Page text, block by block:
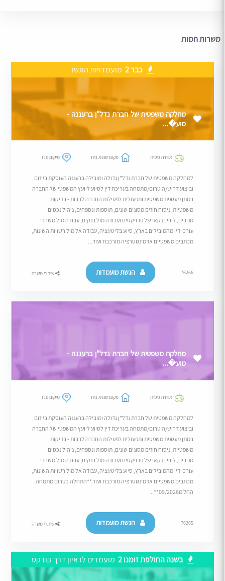
משרות חמות
כבר 2 מועמדויות הוגשו
מחלקה משפטית של חברת נדל"ן ברעננה -
מוע�...
אווירה כיפית מקום שהוא בית מיקום פגז
למחלקה משפטית של חברת נדל"ן גדולה ומובילה ברעננה העוסקת בייזום
וביצוע דרוש/ה טרום/מתמחה בעריכת דין לסיוע ליועץ המשפטי של החברה
במתן מעטפת משפטית ותפעולית לפעילות החברה לרבות - בדיקות
משפטיות, ניסוח חוזים מסוגים שונים, תוספות ונספחים, ניהול נכסים
מניבים, ליווי בנקאי של פרויקטים ועבודה מול בנקים, עבודה מול משרדי
עורכי דין מהמובילים בארץ, סיוע בליטיגציה, עבודה אל מול רשויות השונות,
מכתבים משפטיים אדמינסטרציה מורכבת ועוד....
76266 הגשת מועמדות שיתוף משרה
מחלקה משפטית של חברת נדל"ן ברעננה -
מוע�...
אווירה כיפית מקום שהוא בית מיקום פגז
למחלקה משפטית של חברת נדל"ן גדולה ומובילה ברעננה העוסקת בייזום
וביצוע דרוש/ה טרום/מתמחה בעריכת דין לסיוע ליועץ המשפטי של החברה
במתן מעטפת משפטית ותפעולית לפעילות החברה לרבות - בדיקות
משפטיות, ניסוח חוזים מסוגים שונים, תוספות ונספחים, ניהול נכסים
מניבים, ליווי בנקאי של פרויקטים ועבודה מול בנקים, עבודה מול משרדי
עורכי דין מהמובילים בארץ, סיוע בליטיגציה, עבודה אל מול רשויות השונות,
מכתבים משפטיים אדמינסטרציה מורכבת ועוד.**התחלה כטרום מתמחה
החל מ09/2026**...
76265 הגשת מועמדות שיתוף משרה
בשנה החולפת זומנו 2 מועמדים לראיון דרך קודקס